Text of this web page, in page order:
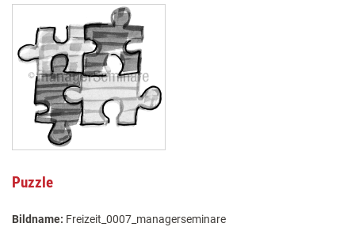
Puzzle
Bildname: Freizeit_0007_managerseminare